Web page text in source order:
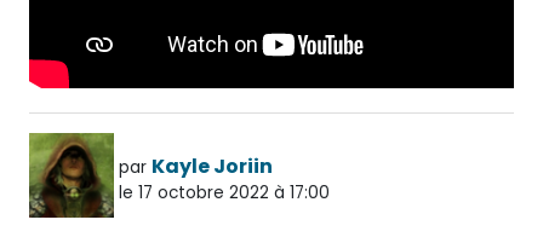
par Kayle Joriin
le 17 octobre 2022 à 17:00